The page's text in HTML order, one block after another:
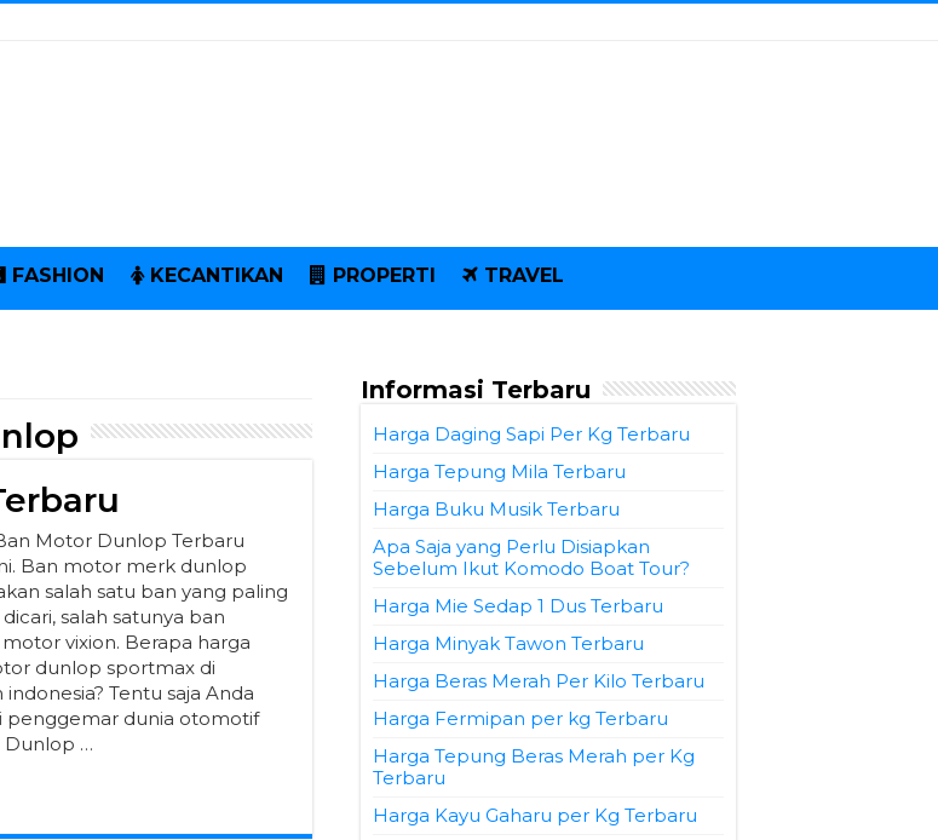
FASHION KECANTIKAN PROPERTI TRAVEL
Motor Dunlop Terbaru
Ban motor merk dunlop
salah satu ban yang paling
salah satunya ban
vixion. Berapa harga
dunlop sportmax di
indonesia? Tentu saja Anda
penggemar dunia otomotif
Dunlop …
Informasi Terbaru
Harga Daging Sapi Per Kg Terbaru
Harga Tepung Mila Terbaru
Harga Buku Musik Terbaru
Apa Saja yang Perlu Disiapkan
Sebelum Ikut Komodo Boat Tour?
Harga Mie Sedap 1 Dus Terbaru
Harga Minyak Tawon Terbaru
Harga Beras Merah Per Kilo Terbaru
Harga Fermipan per kg Terbaru
Harga Tepung Beras Merah per Kg
Terbaru
Harga Kayu Gaharu per Kg Terbaru